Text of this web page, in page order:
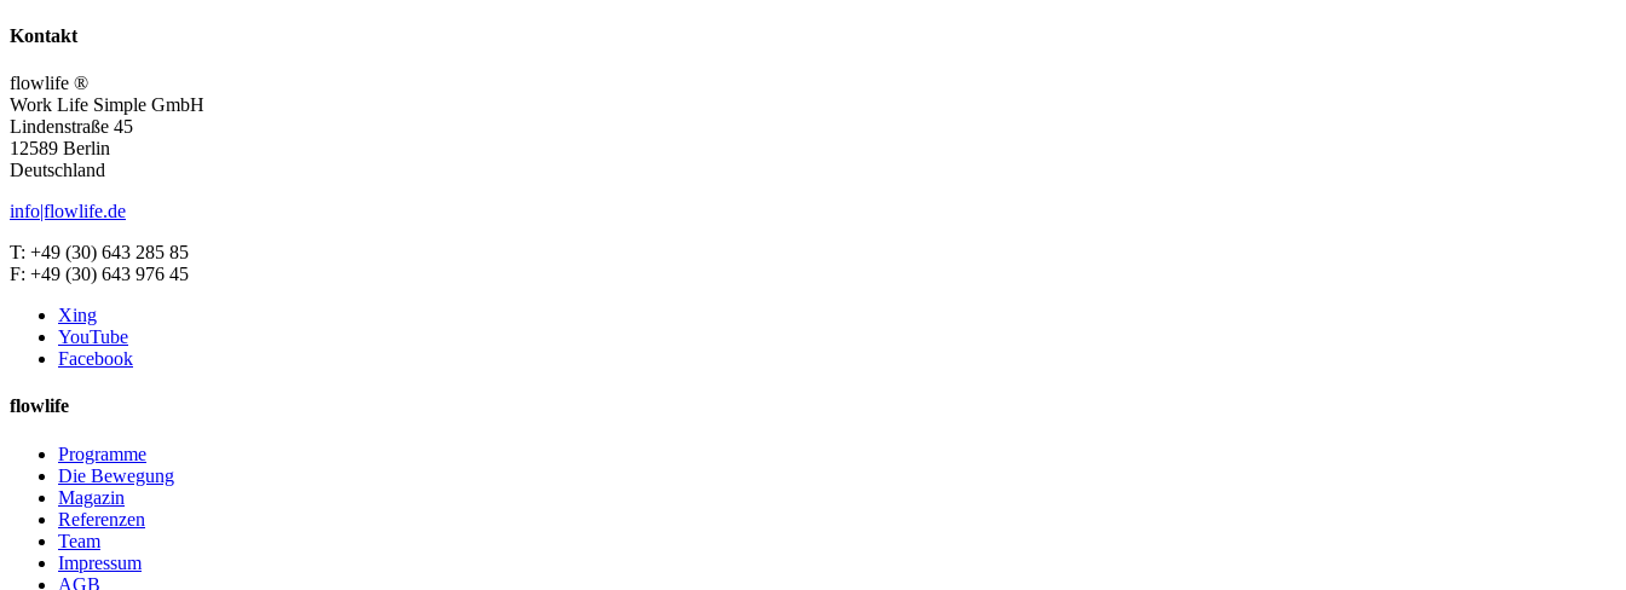
Kontakt
flowlife ®
Work Life Simple GmbH
Lindenstraße 45
12589 Berlin
Deutschland
info|flowlife.de
T: +49 (30) 643 285 85
F: +49 (30) 643 976 45
Xing
YouTube
Facebook
flowlife
Programme
Die Bewegung
Magazin
Referenzen
Team
Impressum
AGB